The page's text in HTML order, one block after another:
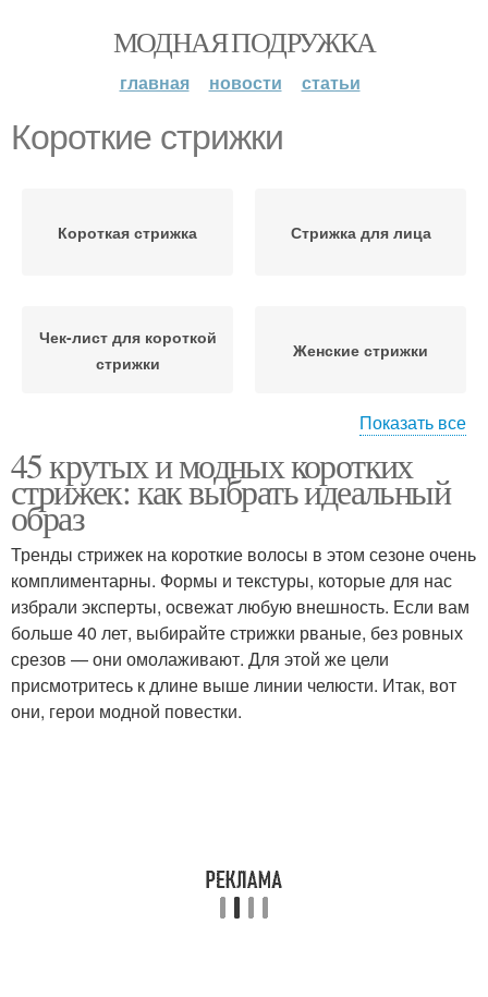
МОДНАЯ ПОДРУЖКА
главная новости статьи
Короткие стрижки
Короткая стрижка Стрижка для лица
Чек-лист для короткой
стрижки
Женские стрижки
Короткий боб Средние стрижки
Стрижки для кудрявых
волос
Асимметричная стрижка
Блондинка с короткой
стрижкой
Показать все
45 крутых и модных коротких
стрижек: как выбрать идеальный
образ
Тренды стрижек на короткие волосы в этом сезоне очень
комплиментарны. Формы и текстуры, которые для нас
избрали эксперты, освежат любую внешность. Если вам
больше 40 лет, выбирайте стрижки рваные, без ровных
срезов — они омолаживают. Для этой же цели
присмотритесь к длине выше линии челюсти. Итак, вот
они, герои модной повестки.